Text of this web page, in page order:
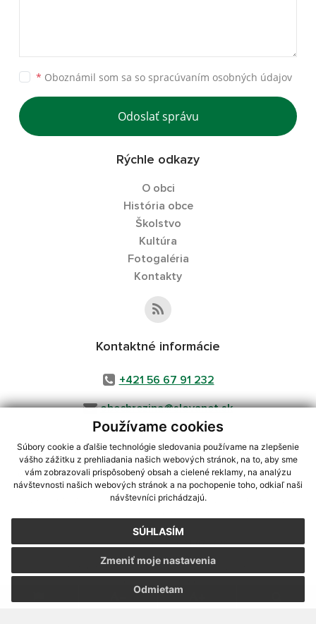
Používame cookies
Súbory cookie a ďalšie technológie sledovania používame na zlepšenie
vášho zážitku z prehliadania našich webových stránok, na to, aby sme
vám zobrazovali prispôsobený obsah a cielené reklamy, na analýzu
návštevnosti našich webových stránok a na pochopenie toho, odkiaľ naši
návštevníci prichádzajú.
SÚHLASÍM
Odmietam
Zmeniť moje nastavenia
* Oboznámil som sa so spracúvaním osobných údajov
Odoslať správu
Rýchle odkazy
O obci
História obce
Školstvo
Kultúra
Fotogaléria
Kontakty
Kontaktné informácie
+421 56 67 91 232
obecbrezina@slovanet.sk
využite možnosť získavania aktuálnych informácií s využitím RSS
CMS systém (redakčný) systém ECHELON 2,Mapa stránok,web portál
webex.digital, s.r.o.,domény,registrácia domény
Posledná aktualizácia:31.07.2026
Vytlačiť stránku|Vyhlásenie o prístupnosti